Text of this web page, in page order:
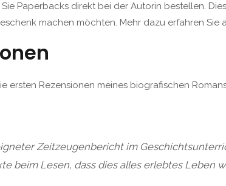
Paperbacks direkt bei der Autorin bestellen.
machen möchten. Mehr dazu erfahren Sie
ersten Rezensionen meines biografischen
Zeitzeugenbericht im
beim Lesen, dass dies alles erlebtes Leben